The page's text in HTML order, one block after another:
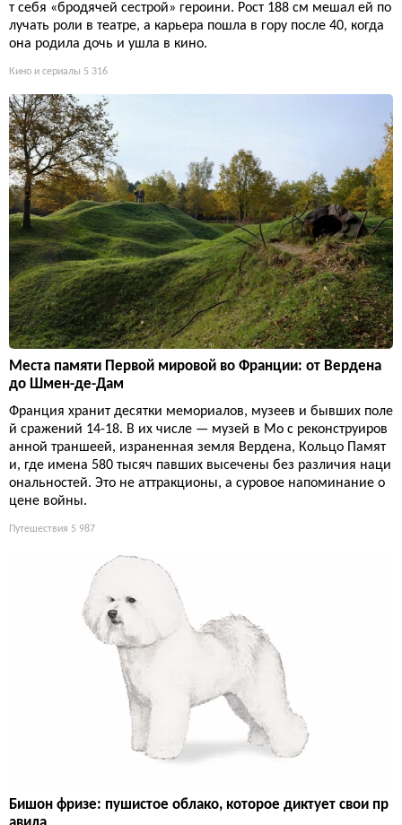
т себя «бродячей сестрой» героини. Рост 188 см мешал ей по
лучать роли в театре, а карьера пошла в гору после 40, когда
она родила дочь и ушла в кино.
Кино и сериалы 5 316
Места памяти Первой мировой во Франции: от Вердена
до Шмен-де-Дам
Франция хранит десятки мемориалов, музеев и бывших поле
й сражений 14-18. В их числе — музей в Мо с реконструиров
анной траншеей, израненная земля Вердена, Кольцо Памят
и, где имена 580 тысяч павших высечены без различия наци
ональностей. Это не аттракционы, а суровое напоминание о
цене войны.
Путешествия 5 987
Бишон фризе: пушистое облако, которое диктует свои пр